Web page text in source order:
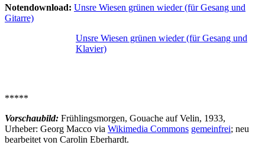
Notendownload: Unsre Wiesen grünen wieder (für Gesang und
Gitarre)
Unsre Wiesen grünen wieder (für Gesang und
Klavier)
*****
Vorschaubild: Frühlingsmorgen, Gouache auf Velin, 1933,
Urheber: Georg Macco via Wikimedia Commons gemeinfrei; neu
bearbeitet von Carolin Eberhardt.